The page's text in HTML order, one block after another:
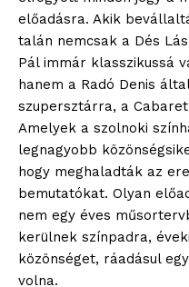
előadásra. Akik
talán nemcsak a Dés
Pál immár klasszikussá
hanem a Radó Denis
szupersztárra, a
Amelyek a szolnoki
legnagyobb
hogy meghaladták az
bemutatókat. Olyan
nem egy éves
kerülnek színpadra,
közönséget, ráadásul
volna.